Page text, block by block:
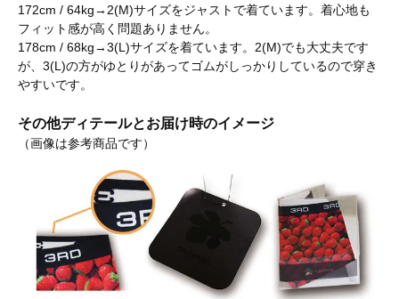
172cm / 64kg→2(M)サイズをジャストで着ています。着心地も
フィット感が高く問題ありません。
178cm / 68kg→3(L)サイズを着ています。2(M)でも大丈夫です
が、3(L)の方がゆとりがあってゴムがしっかりしているので穿き
やすいです。
その他ディテールとお届け時のイメージ
（画像は参考商品です）